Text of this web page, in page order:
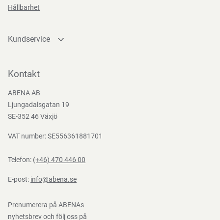
lämplig vid skönhetsvård när du vill vara extra försiktig
Säkerhetsanvisningar och varningar
spolbar).
Förvaringsinstruktioner
temperaturer och direkt solljus.
Hållbarhet
Kundservice
Bli kund
Nedladdningar
Kontakt
ABENA AB
Ljungadalsgatan 19
SE-352 46 Växjö
VAT number: SE556361881701
Telefon: (+46) 470 446 00
E-post: info@abena.se
Prenumerera på ABENAs
nyhetsbrev och följ oss på